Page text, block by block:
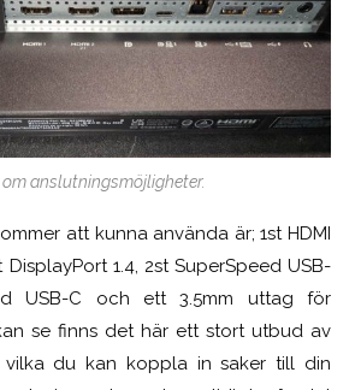
anslutningsmöjligheter.
att kunna använda är; 1st HDMI
DisplayPort 1.4, 2st SuperSpeed USB-
USB-C och ett 3.5mm uttag för
se finns det här ett stort utbud av
vilka du kan koppla in saker till din